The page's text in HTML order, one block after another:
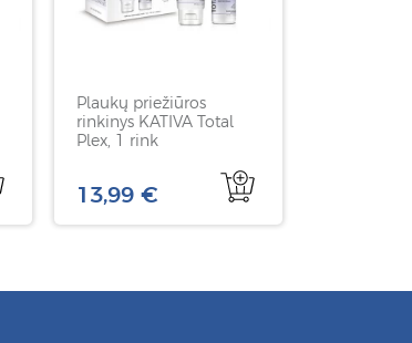
Plaukų priežiūros
rinkinys KATIVA Total
Plex, 1 rink
13,99 €